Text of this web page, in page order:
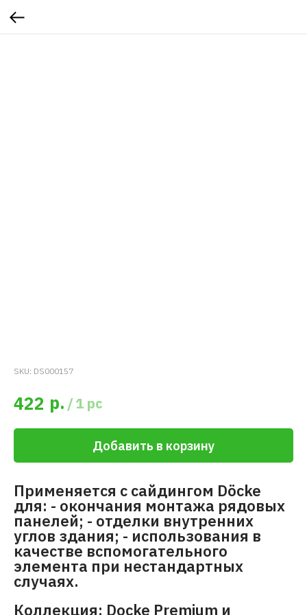
SKU: DS000157
422 р. /1 pc
Добавить в корзину
Применяется с сайдингом Döcke
для: - окончания монтажа рядовых
панелей; - отделки внутренних
углов здания; - использования в
качестве вспомогательного
элемента при нестандартных
случаях.
Коллекция: Docke Premium и